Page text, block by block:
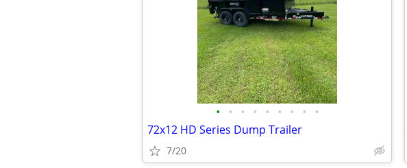
• • • • • • • • •
72x12 HD Series Dump Trailer
7/20